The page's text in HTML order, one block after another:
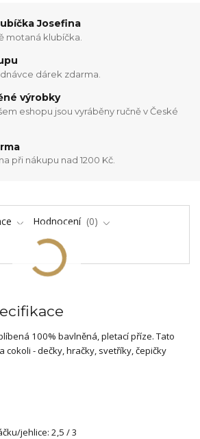
Josefina
motaná klubíčka.
dárek zdarma.
výrobky
eshopu jsou vyráběny ručně v České
při nákupu nad 1200 Kč.
Hodnocení
0
100% bavlněná, pletací příze. Tato
cokoli - dečky, hračky, svetříky, čepičky
jehlice: 2,5 / 3